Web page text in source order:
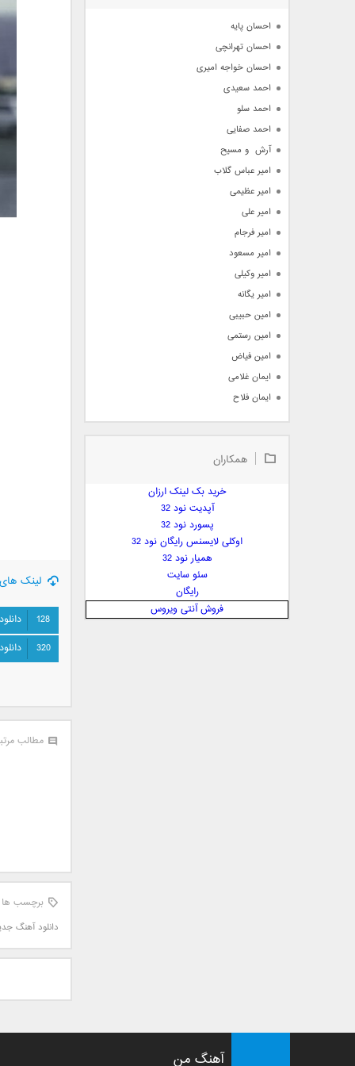
لینک
128
320
مطالب
برچسب ها
دانلود آهنگ
احسان پایه
احسان تهرانچی
احسان خواجه امیری
احمد سعیدی
احمد سلو
احمد صفایی
آرش  و مسیح
امیر عباس گلاب
امیر عظیمی
امیر علی
امیر فرجام
امیر مسعود
امیر وکیلی
امیر یگانه
امین حبیبی
امین رستمی
امین فیاض
ایمان غلامی
ایمان فلاح
بابک جهانبخش
بابک مافی
بهنام صفوی
پارسا چیلیک
زانیار خسروی
همکاران
خرید بک لینک ارزان
آپدیت نود 32
پسورد نود 32
اوکلی لایسنس رایگان نود 32
همیار نود 32
سئو سایت
رایگان
فروش آنتی ویروس
آهنگ من